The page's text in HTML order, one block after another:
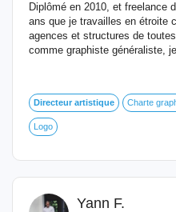
Diplômé en 2010, et freelance
ans que je travailles en étroite
agences et structures de
comme graphiste généraliste,
Directeur artistique Charte
Logo
Yann F.